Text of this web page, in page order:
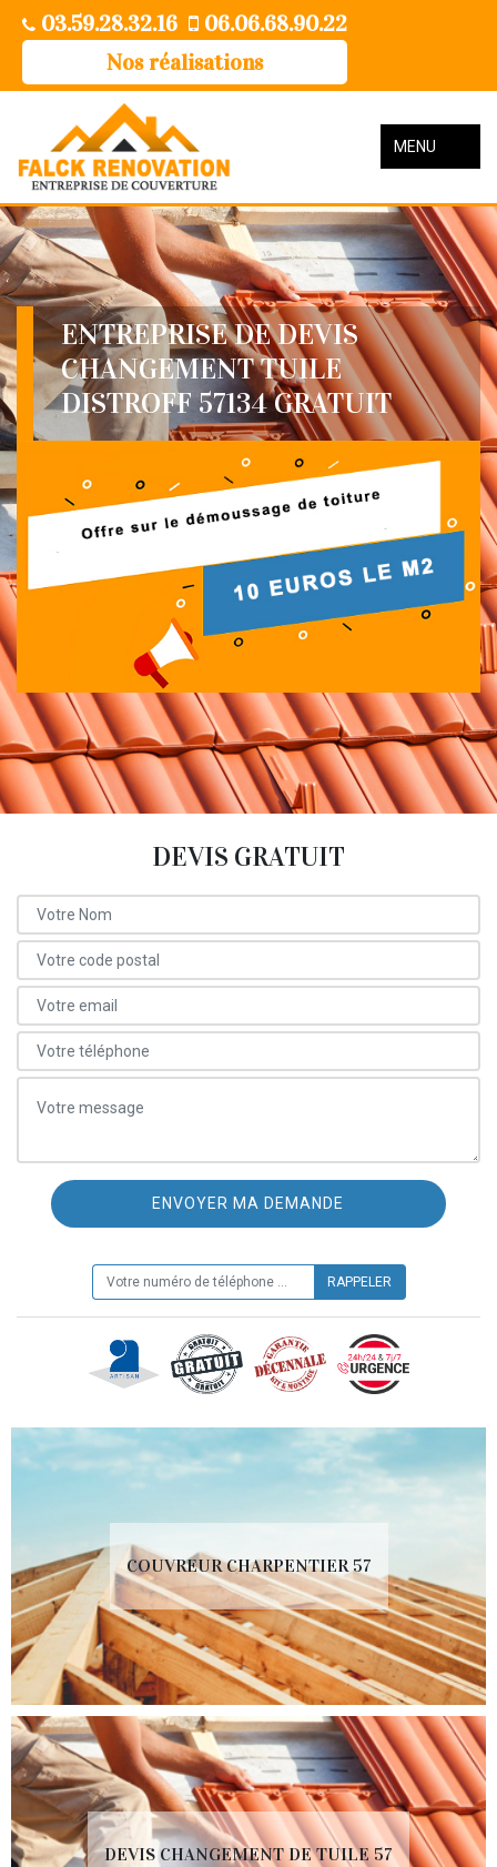
03.59.28.32.16
06.06.68.90.22
Nos réalisations
MENU
ENTREPRISE DE DEVIS
CHANGEMENT TUILE
DISTROFF 57134 GRATUIT
DEVIS GRATUIT
COUVREUR CHARPENTIER 57
DEVIS CHANGEMENT DE TUILE 57